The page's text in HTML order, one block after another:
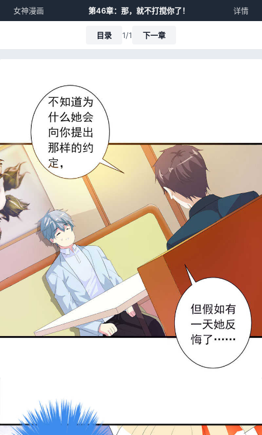
女神漫画 第46章：那，就不打搅你了！ 详情
目录 1/1 下一章